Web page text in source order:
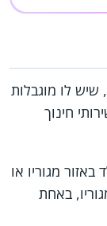
חוק חינוך מיוחד קובע כי ילד מגיל 3 עד 21, שיש לו מוגבלות
חינוך
באזור מגוריו או
באחת